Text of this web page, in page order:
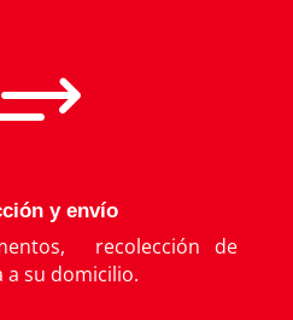
y envío
recolección de
a su domicilio.